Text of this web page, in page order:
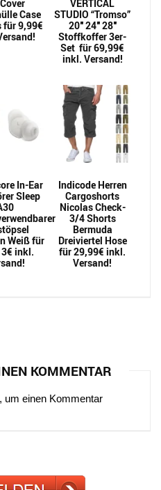
Case
für 9,99€
VERTICAL
STUDIO “Tromso”
20″ 24″ 28″
Stoffkoffer 3er-
Set für 69,99€
inkl. Versand!
In-Ear
Sleep
Weiß für
inkl.
Indicode Herren
Cargoshorts
Nicolas Check-
3/4 Shorts
Bermuda
Dreiviertel Hose
für 29,99€ inkl.
Versand!
KOMMENTAR
um einen Kommentar